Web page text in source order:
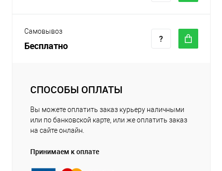
Самовывоз
Бесплатно
СПОСОБЫ ОПЛАТЫ
Вы можете оплатить заказ курьеру наличными
или по банковской карте, или же оплатить заказ
на сайте онлайн.
Принимаем к оплате